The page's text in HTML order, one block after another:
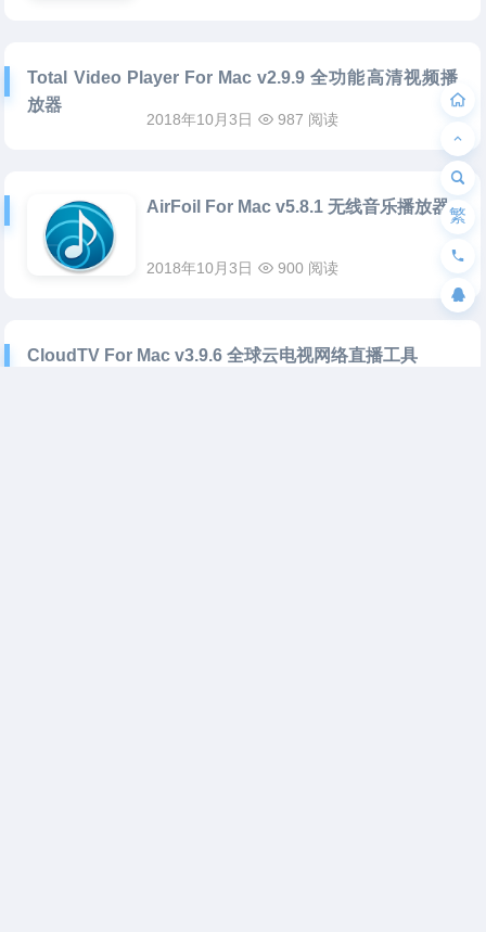
Total Video Player For Mac v2.9.9 全功能高清视频播
放器
2018年10月3日 987 阅读
AirFoil For Mac v5.8.1 无线音乐播放器
2018年10月3日 900 阅读
CloudTV For Mac v3.9.6 全球云电视网络直播工具
繁